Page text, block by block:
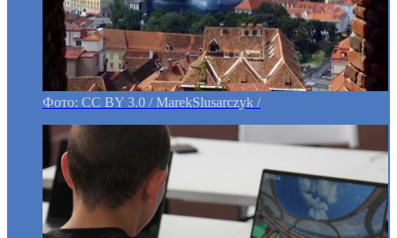
Фото: CC BY 3.0 / MarekSlusarczyk /